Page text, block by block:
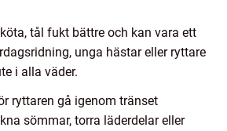
tål fukt bättre och kan vara ett
unga hästar eller ryttare
i alla väder.
ryttaren gå igenom tränset
sömmar, torra läderdelar eller